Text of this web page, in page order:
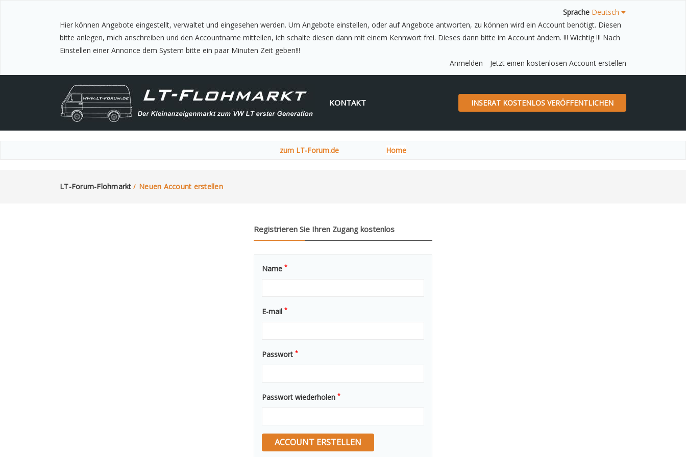
Sprache Deutsch
Hier können Angebote eingestellt, verwaltet und eingesehen werden. Um Angebote einstellen, oder auf Angebote antworten, zu können wird ein Account benötigt. Diesen
bitte anlegen, mich anschreiben und den Accountname mitteilen, ich schalte diesen dann mit einem Kennwort frei. Dieses dann bitte im Account ändern. !!! Wichtig !!! Nach
Einstellen einer Annonce dem System bitte ein paar Minuten Zeit geben!!!
Anmelden
Jetzt einen kostenlosen Account erstellen
KONTAKT INSERAT KOSTENLOS VERÖFFENTLICHEN
zum LT-Forum.de Home
LT-Forum-Flohmarkt / Neuen Account erstellen
Registrieren Sie Ihren Zugang kostenlos
Name *
E-mail *
Passwort *
Passwort wiederholen *
ACCOUNT ERSTELLEN